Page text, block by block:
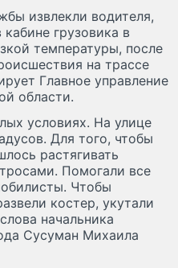
извлекли водителя,
грузовика в
температуры, после
на трассе
Главное управление
области.
условиях. На улице
Для того, чтобы
растягивать
Помогали все
Чтобы
костер, укутали
начальника
Сусуман Михаила